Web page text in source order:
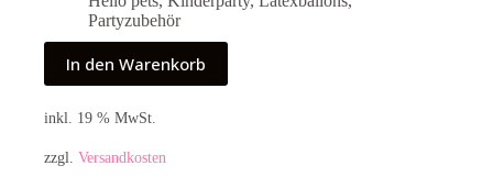
Partyzubehör
In den Warenkorb
inkl. 19 % MwSt.
zzgl. Versandkosten